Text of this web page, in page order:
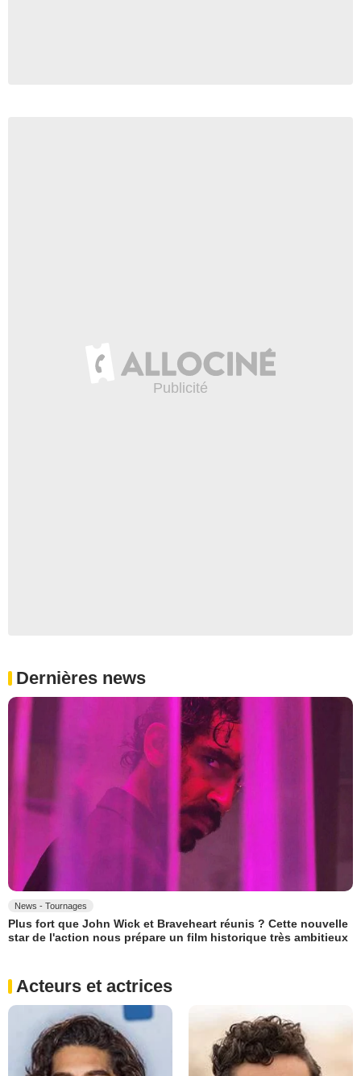
Dernières news
News - Tournages
Plus fort que John Wick et Braveheart réunis ? Cette nouvelle
star de l'action nous prépare un film historique très ambitieux
Acteurs et actrices